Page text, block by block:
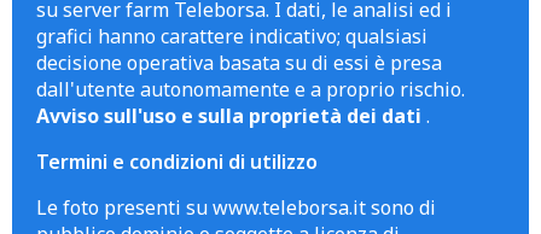
su server farm Teleborsa. I dati, le analisi ed i
grafici hanno carattere indicativo; qualsiasi
decisione operativa basata su di essi è presa
dall'utente autonomamente e a proprio rischio.
Avviso sull'uso e sulla proprietà dei dati .
Termini e condizioni di utilizzo
Le foto presenti su www.teleborsa.it sono di